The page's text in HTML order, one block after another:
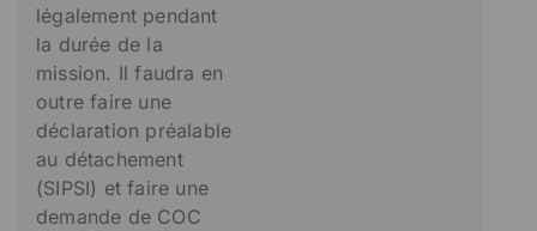
légalement pendant
la durée de la
mission. Il faudra en
outre faire une
déclaration préalable
au détachement
(SIPSI) et faire une
demande de COC